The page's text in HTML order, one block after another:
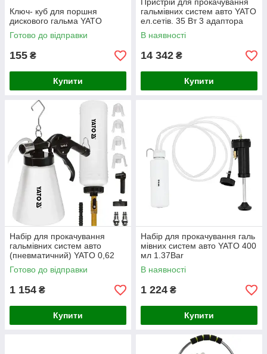
Ключ- куб для поршня
дискового гальма YATO
Готово до відправки
155 ₴
Купити
гальмівних систем авто YATO
ел.сетів. 35 Вт 3 адаптора
шланг 3.5м YT-06833
В наявності
14 342 ₴
Купити
Набір для прокачування
гальмівних систем авто
(пневматичний) YATO 0,62
Мпа
Готово до відправки
1 154 ₴
Купити
Набір для прокачування галь
мівних систем авто YATO 400
мл 1.37Bar
В наявності
1 224 ₴
Купити